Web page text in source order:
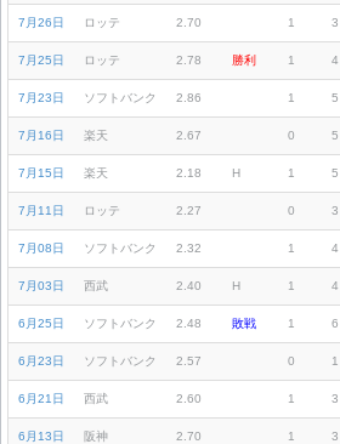
7月26日 ロッテ 2.70 1 3
7月25日 ロッテ 2.78 勝利 1 4
7月23日 ソフトバンク 2.86 1 5
7月16日 楽天 2.67 0 5
7月15日 楽天 2.18 H 1 5
7月11日 ロッテ 2.27 0 3
7月08日 ソフトバンク 2.32 1 4
7月03日 西武 2.40 H 1 4
6月25日 ソフトバンク 2.48 敗戦 1 6
6月23日 ソフトバンク 2.57 0 1
6月21日 西武 2.60 1 3
6月13日 阪神 2.70 1 3